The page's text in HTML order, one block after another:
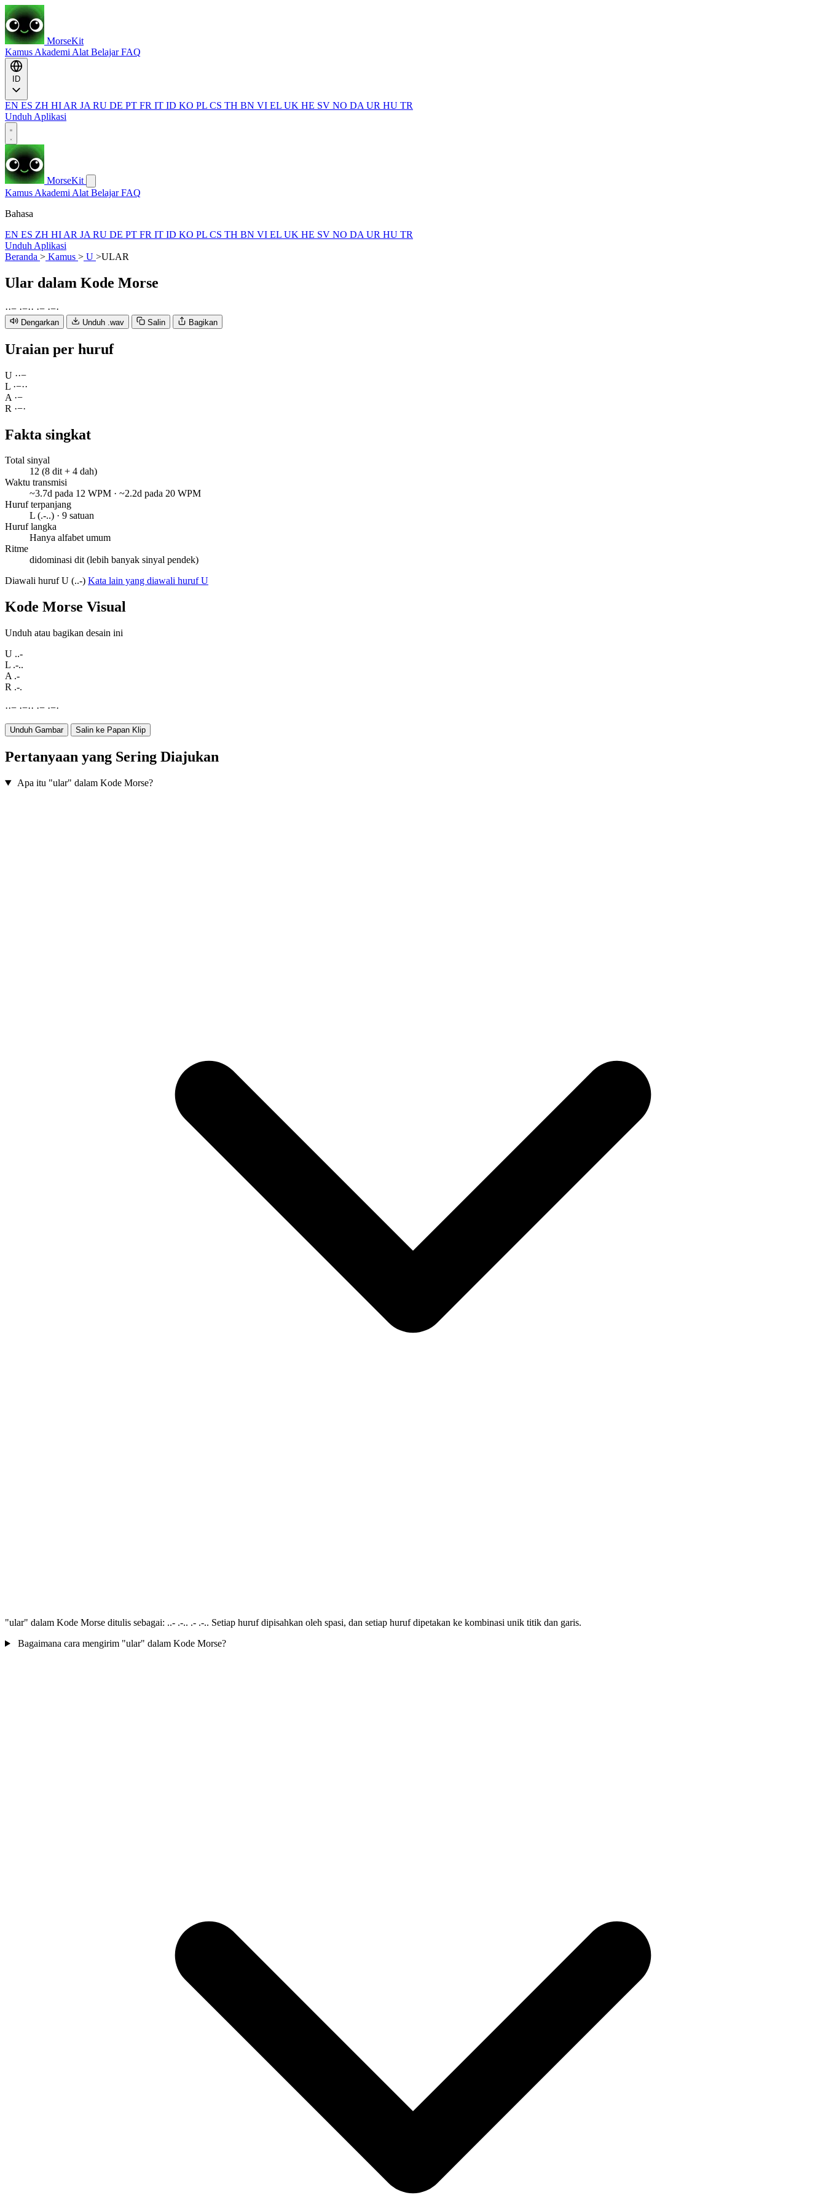
MorseKit
Kamus Akademi Alat BelajarFAQ
EN ES ZH HI AR JA RU DE PT FR IT ID KO PL CS TH BN VI EL UK HE SV NO DA UR HU TR
Unduh Aplikasi
MorseKit
Kamus Akademi Alat BelajarFAQ
Bahasa
EN ES ZH HI AR JA RU DE PT FR IT ID KO PL CS TH BN VI EL UK HE SV NO DA UR HU TR
Unduh Aplikasi
Beranda > Kamus > U >ULAR
Ular dalam Kode Morse
··− ·−·· ·− ·−·
Dengarkan Unduh .wav Salin Bagikan
Uraian per huruf
U ··−
L ·−··
A ·−
R ·−·
Fakta singkat
Total sinyal
12 (8 dit + 4 dah)
Waktu transmisi
~3.7d pada 12 WPM · ~2.2d pada 20 WPM
Huruf terpanjang
L (.-..) · 9 satuan
Huruf langka
Hanya alfabet umum
Ritme
didominasi dit (lebih banyak sinyal pendek)
Diawali huruf U (..-) Kata lain yang diawali huruf U
Kode Morse Visual
Unduh atau bagikan desain ini
U ..-
L .-..
A .-
R .-.
··− ·−·· ·− ·−·
Unduh Gambar Salin ke Papan Klip
Pertanyaan yang Sering Diajukan
Apa itu "ular" dalam Kode Morse?
"ular" dalam Kode Morse ditulis sebagai: ..- .-.. .- .-.. Setiap huruf dipisahkan oleh spasi, dan setiap huruf dipetakan ke kombinasi unik titik dan garis.
Bagaimana cara mengirim "ular" dalam Kode Morse?